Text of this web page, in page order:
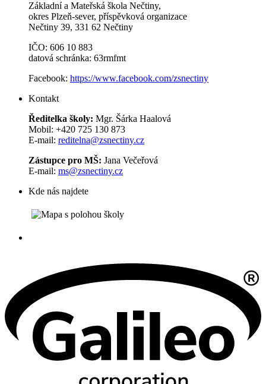
Základní a Mateřská škola Nečtiny,
okres Plzeň-sever, příspěvková organizace
Nečtiny 39, 331 62 Nečtiny
IČO: 606 10 883
datová schránka: 63rmfmt
Facebook: https://www.facebook.com/zsnectiny
Kontakt
Ředitelka školy: Mgr. Šárka Haalová
Mobil: +420 725 130 873
E-mail: reditelna@zsnectiny.cz
Zástupce pro MŠ: Jana Večeřová
E-mail: ms@zsnectiny.cz
Kde nás najdete